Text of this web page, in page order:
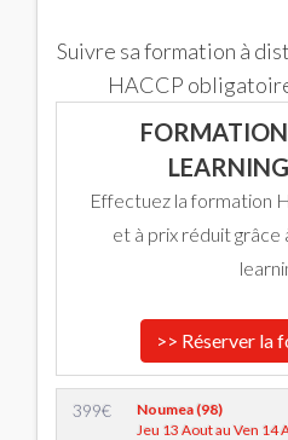
Suivre sa formation à
HACCP
Effectuez la formation
et à prix réduit grâce
>> Réserver la
399€
Noumea (98)
Jeu 13 Aout au Ven 14